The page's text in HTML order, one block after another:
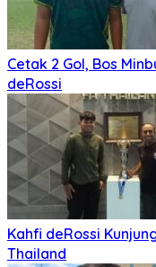
Cetak 2 Gol, Bos
deRossi
Kahfi deRossi
Thailand